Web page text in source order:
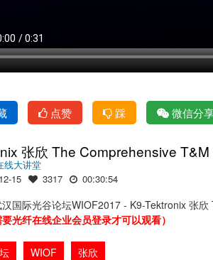
点赞 踩 微信分
张欣 The Comprehensive
线大讲堂
15
3317 00:30:54
国际光谷论坛WIOF2017 - K9-Tektronix 张
要光纤在线企业会员登录才可以观看）
WIOF 张欣